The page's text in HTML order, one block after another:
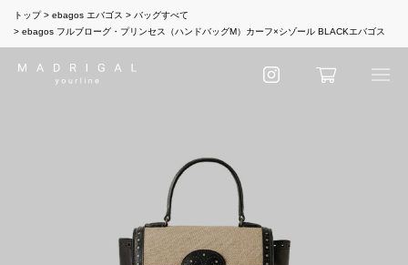
トップ ebagos エバゴス
バッグすべて
ebagos フルブローグ・プリンセス（ハンドバッグM）カーフ×シゾール BLACKエバゴス